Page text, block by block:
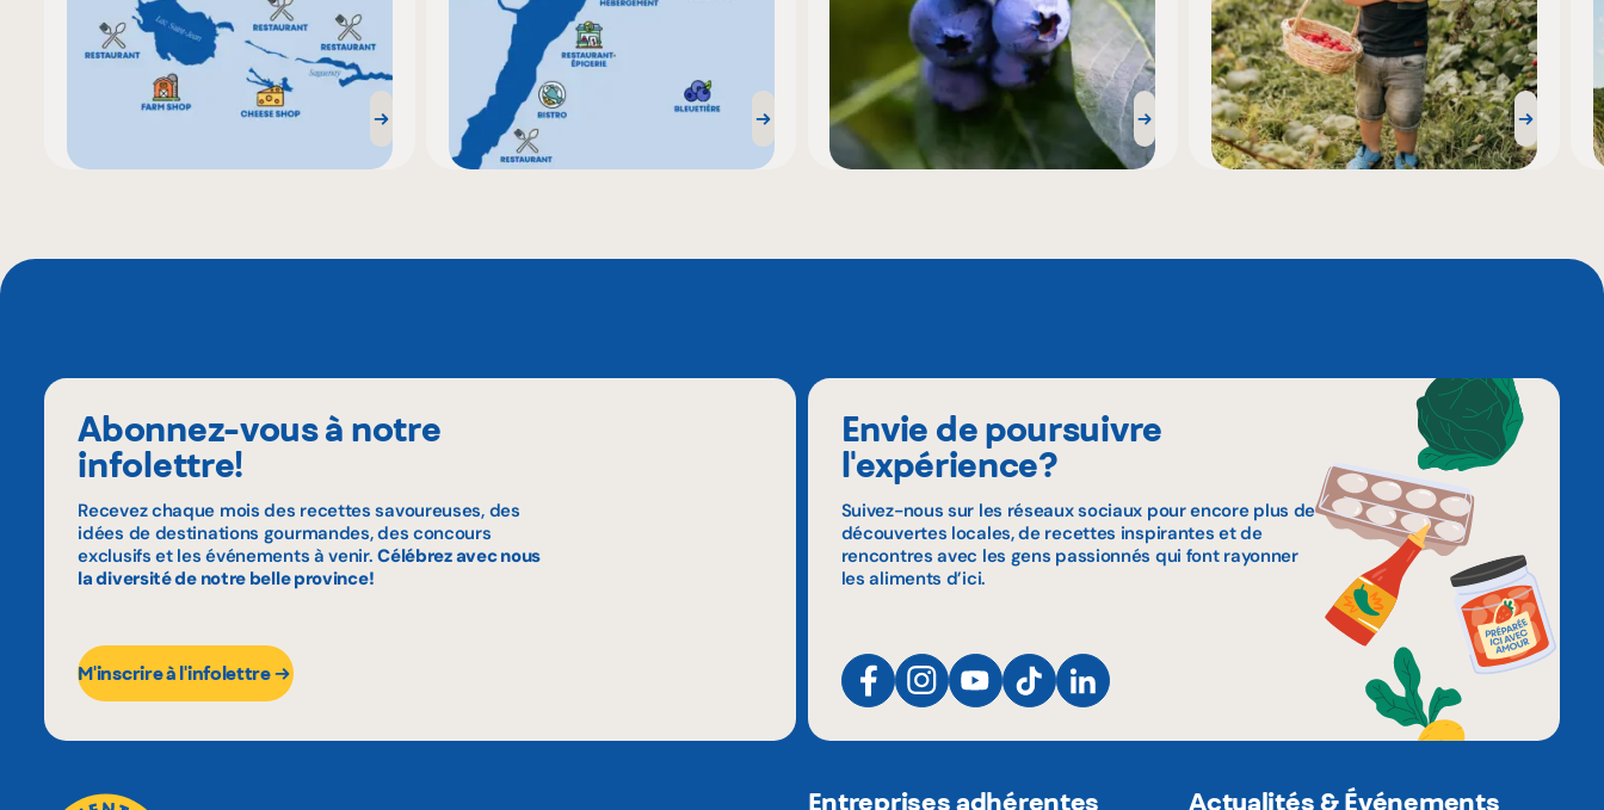
Abonnez-vous à notre
infolettre!
Recevez chaque mois des recettes savoureuses, des
idées de destinations gourmandes, des concours
exclusifs et les événements à venir.Célébrez avec nous
la diversité de notre belle province!
M'inscrire à l'infolettre
Envie de poursuivre
l'expérience?
Suivez-nous sur les réseaux sociaux pour encore plus de
découvertes locales, de recettes inspirantes et de
rencontres avec les gens passionnés qui font rayonner
les aliments d’ici.
Entreprises adhérentes Actualités & Événements